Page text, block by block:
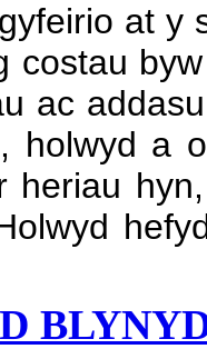
at y
costau
ac
holwyd a
heriau